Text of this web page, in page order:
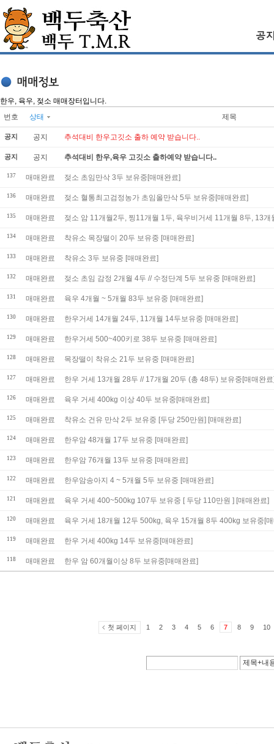
한우, 육우, 젖소 매매장터입니다.
번호
상태 제목
공지 공지 추석대비 한우고깃소 출하 예약 받습니다..
공지 공지 추석대비 한우,육우 고깃소 출하예약 받습니다..
137 매매완료 젖소 초임만삭 3두 보유중[매매완료]
136 매매완료 젖소 혈통최고검정농가 초임올만삭 5두 보유중[매매완료]
135 매매완료 젖소 암 11개월2두, 찡11개월 1두, 육우비거세 11개월 8두,
134 매매완료 착유소 목장떨이 20두 보유중 [매매완료]
133 매매완료 착유소 3두 보유중 [매매완료]
132 매매완료 젖소 초임 감정 2개월 4두 // 수정단계 5두 보유중 [매매완료]
131 매매완료 육우 4개월 ~ 5개월 83두 보유중 [매매완료]
130 매매완료 한우거세 14개월 24두, 11개월 14두보유중 [매매완료]
129 매매완료 한우거세 500~400키로 38두 보유중 [매매완료]
128 매매완료 목장떨이 착유소 21두 보유중 [매매완료]
127 매매완료 한우 거세 13개월 28두 // 17개월 20두 (총 48두) 보유중[매매완
126 매매완료 육우 거세 400kg 이상 40두 보유중[매매완료]
125 매매완료 착유소 건유 만삭 2두 보유중 [두당 250만원] [매매완료]
124 매매완료 한우암 48개월 17두 보유중 [매매완료]
123 매매완료 한우암 76개월 13두 보유중 [매매완료]
122 매매완료 한우암송아지 4 ~ 5개월 5두 보유중 [매매완료]
121 매매완료 육우 거세 400~500kg 107두 보유중 [ 두당 110만원 ] [매매완료]
120 매매완료 육우 거세 18개월 12두 500kg, 육우 15개월 8두 400kg 보유중[
119 매매완료 한우 거세 400kg 14두 보유중[매매완료]
118 매매완료 한우 암 60개월이상 8두 보유중[매매완료]
첫 페이지 1 2 3 4 5 6 7 8 9 10